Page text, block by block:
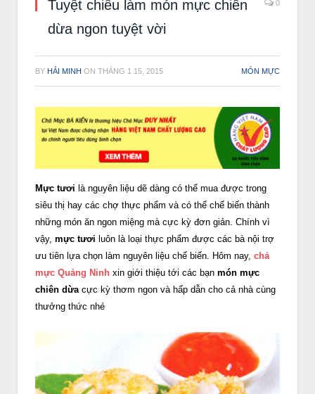
Tuyệt chiêu làm món mực chiên
dừa ngon tuyệt vời
0
BY HẢI MINH ON THÁNG 1 15, 2015 MÓN MỰC
Mực tươi là nguyên liệu dẽ dàng có thể mua được trong
siêu thị hay các chợ thực phẩm và có thể chế biến thành
những món ăn ngon miệng mà cực kỳ đơn giản. Chính vì
vậy, mực tươi luôn là loại thực phẩm được các bà nội trợ
ưu tiên lựa chọn làm nguyên liệu chế biến. Hôm nay, chả
mực Quảng Ninh xin giới thiệu tới các bạn món mực
chiên dừa cực kỳ thơm ngon và hấp dẫn cho cả nhà cùng
thưởng thức nhé